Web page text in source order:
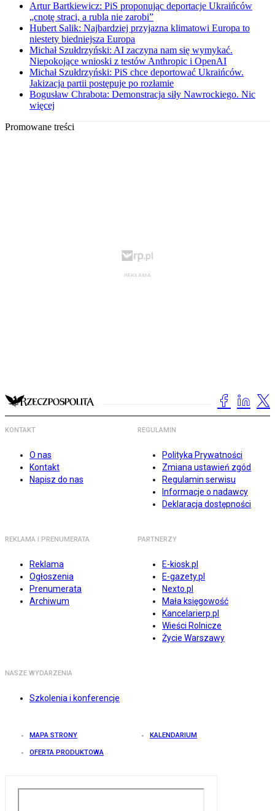
Artur Bartkiewicz: PiS proponując deportacje Ukraińców
„cnotę straci, a rubla nie zarobi”
Hubert Salik: Najbardziej przyjazna klimatowi Europa to
niestety biedniejsza Europa
Michał Szułdrzyński: AI zaczyna nam się wymykać.
Niepokojące wnioski z testów Anthropic i OpenAI
Michał Szułdrzyński: PiS chce deportować Ukraińców.
Jakizacja partii postępuje po rozłamie
Bogusław Chrabota: Demonstracja siły Nawrockiego. Nic
więcej
Promowane treści
KONTAKT
O nas
Kontakt
Napisz do nas
REGULAMIN
Polityka Prywatności
Zmiana ustawień zgód
Regulamin serwisu
Informacje o nadawcy
Deklaracja dostępności
REKLAMA I PRENUMERATA
Reklama
Ogłoszenia
Prenumerata
Archiwum
PARTNERZY
E-kiosk.pl
E-gazety.pl
Nexto.pl
Mała księgowość
Kancelarierp.pl
Wieści Rolnicze
Życie Warszawy
NASZE WYDARZENIA
Szkolenia i konferencje
MAPA STRONY KALENDARIUM
OFERTA PRODUKTOWA